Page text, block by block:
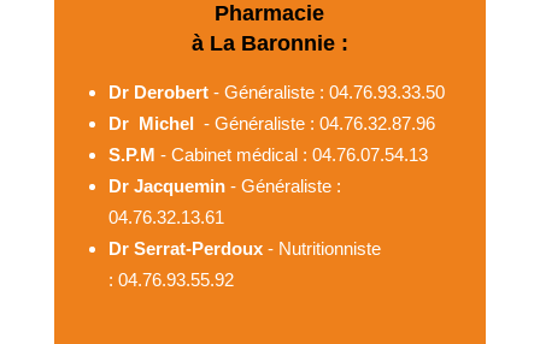
Pharmacie
à La Baronnie :
Dr Derobert- Généraliste : 04.76.93.33.50
Dr Michel- Généraliste : 04.76.32.87.96
S.P.M - Cabinet médical : 04.76.07.54.13
Dr Jacquemin- Généraliste :
04.76.32.13.61
Dr Serrat-Perdoux- Nutritionniste
: 04.76.93.55.92